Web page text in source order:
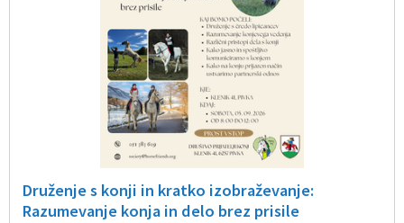
Druženje s konji in kratko izobraževanje:
Razumevanje konja in delo brez prisile